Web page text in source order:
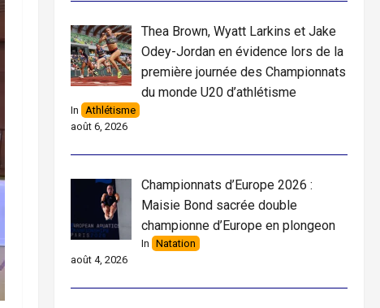
Thea Brown, Wyatt Larkins et Jake
Odey-Jordan en évidence lors de la
première journée des Championnats
du monde U20 d’athlétisme
In Athlétisme
août 6, 2026
Championnats d’Europe 2026 :
Maisie Bond sacrée double
championne d’Europe en plongeon
In Natation
août 4, 2026